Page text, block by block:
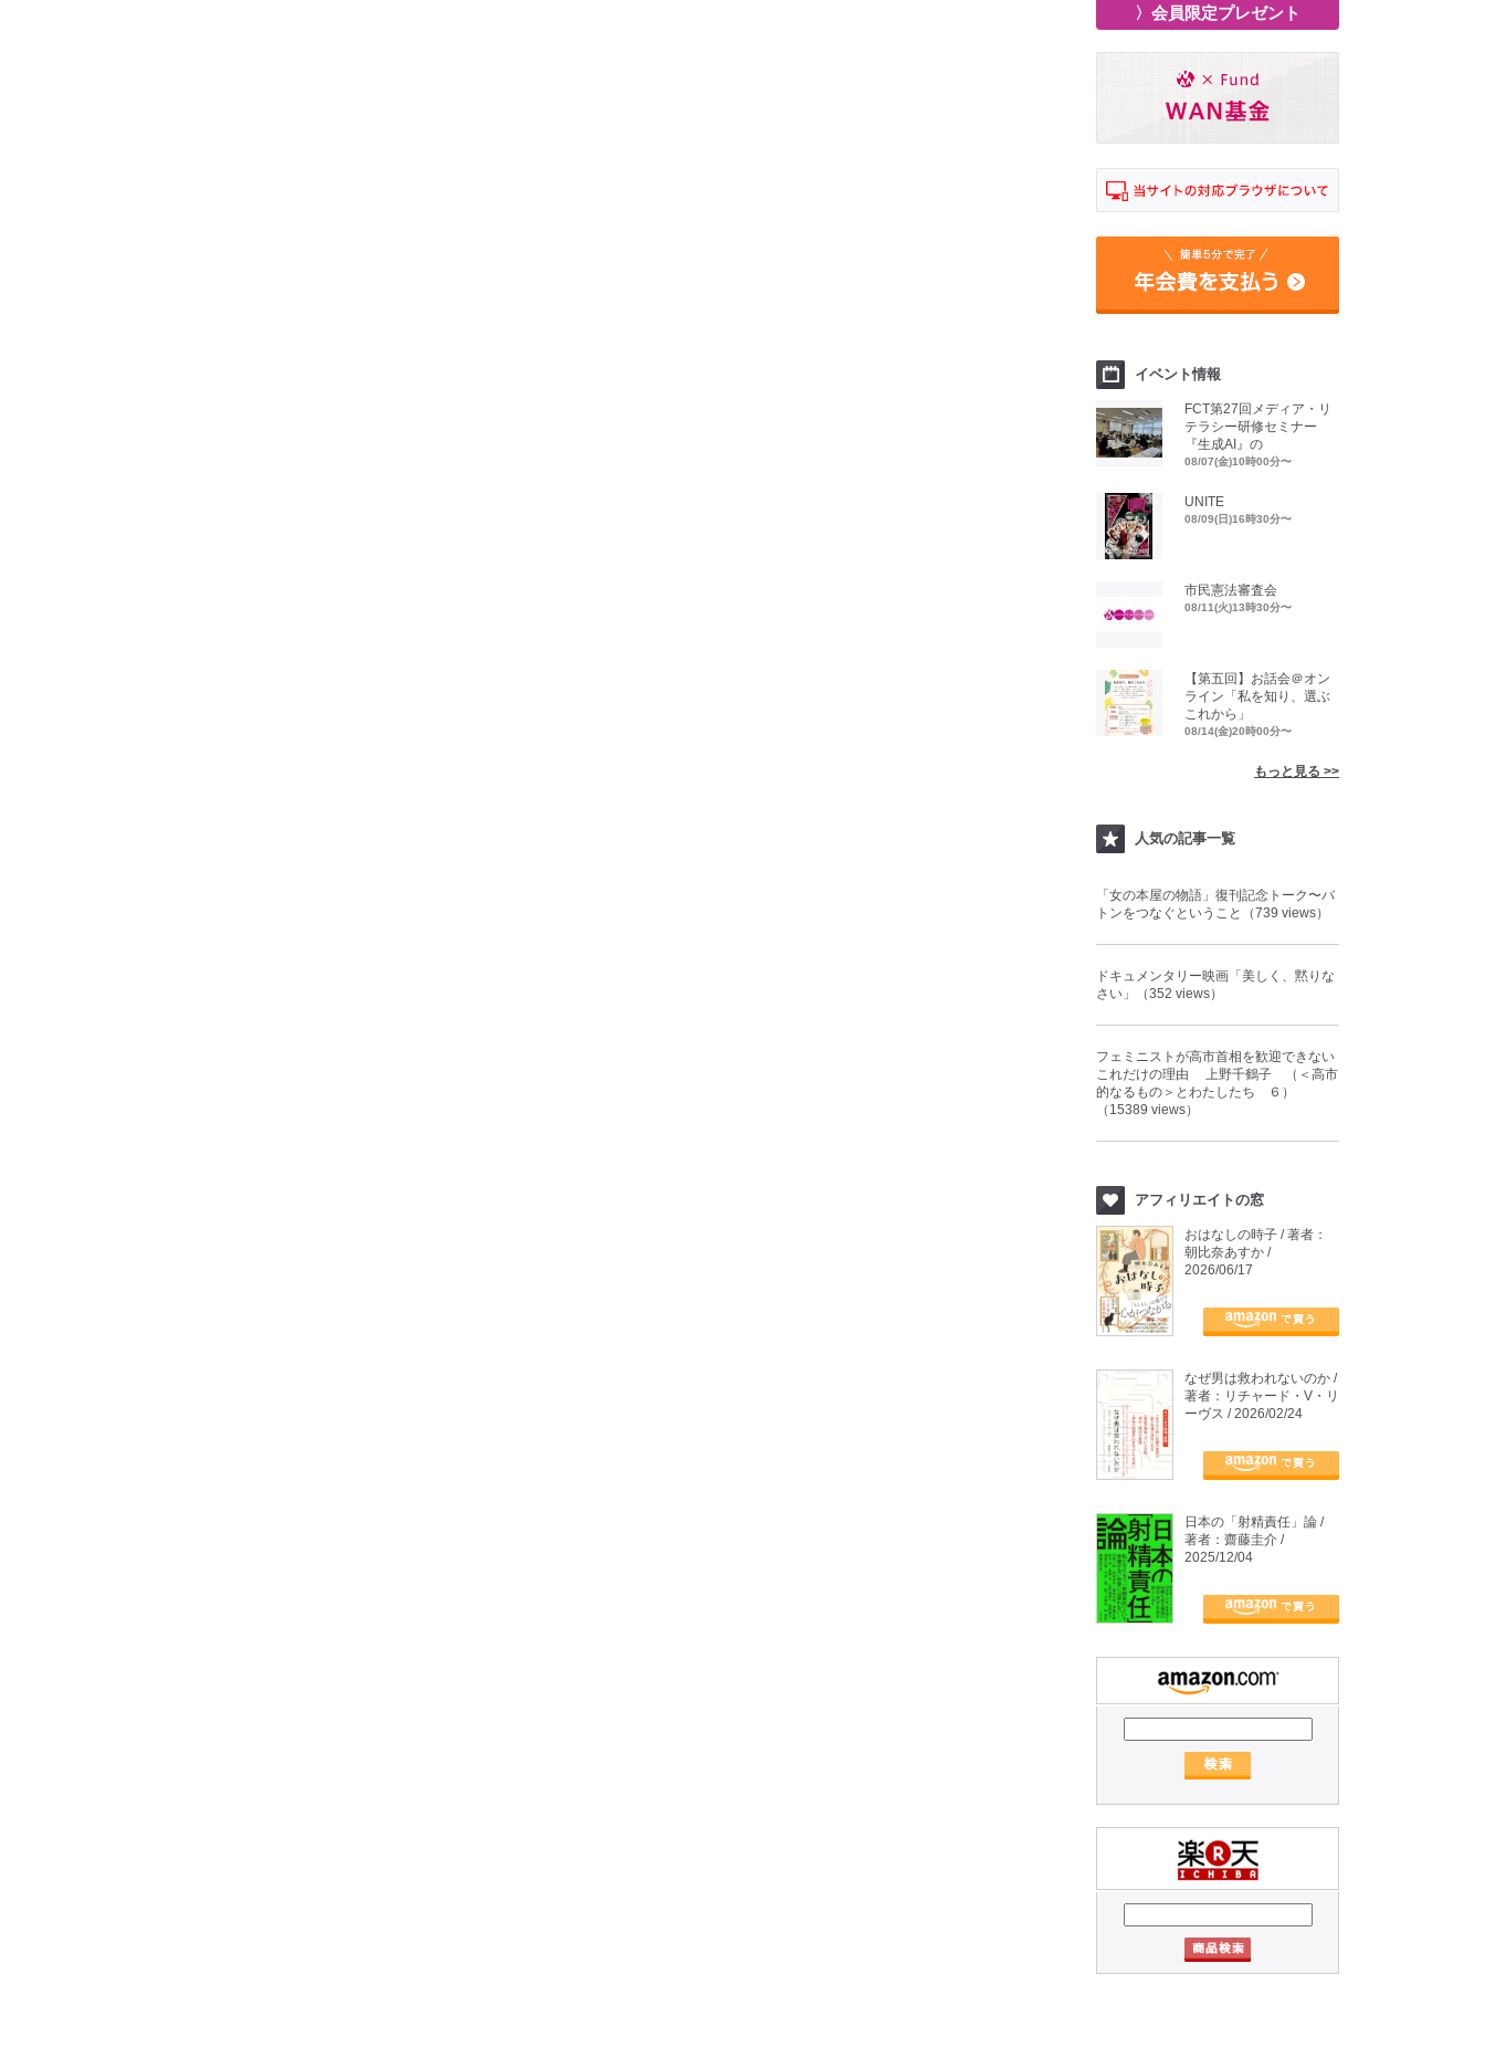
〉会員限定プレゼント
イベント情報
FCT第27回メディア・リ
テラシー研修セミナー
『生成AI』の
08/07(金)10時00分〜
UNITE
08/09(日)16時30分〜
市民憲法審査会
08/11(火)13時30分〜
【第五回】お話会＠オン
ライン「私を知り、選ぶ
これから」
08/14(金)20時00分〜
もっと見る >>
人気の記事一覧
「女の本屋の物語」復刊記念トーク〜バ
トンをつなぐということ（739 views）
ドキュメンタリー映画「美しく、黙りな
さい」（352 views）
フェミニストが高市首相を歓迎できない
これだけの理由 上野千鶴子 （＜高市
的なるもの＞とわたしたち ６）
（15389 views）
アフィリエイトの窓
おはなしの時子 / 著者：
朝比奈あすか /
2026/06/17
なぜ男は救われないのか /
著者：リチャード・V・リ
ーヴス / 2026/02/24
日本の「射精責任」論 /
著者：齋藤圭介 /
2025/12/04